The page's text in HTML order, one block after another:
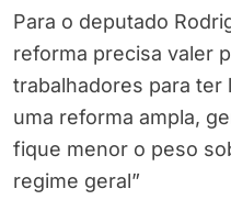
Para o deputado
reforma precisa valer
trabalhadores para ter
uma reforma ampla,
fique menor o peso
regime geral”